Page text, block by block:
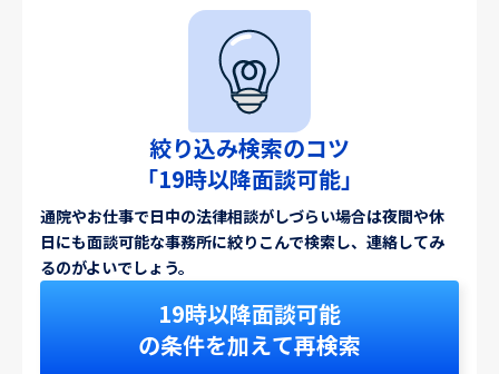
絞り込み検索のコツ
「19時以降面談可能」
通院やお仕事で日中の法律相談がしづらい場合は夜間や休
日にも面談可能な事務所に絞りこんで検索し、連絡してみ
るのがよいでしょう。
19時以降面談可能
の条件を加えて再検索